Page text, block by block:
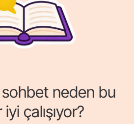
neden bu
çalışıyor?